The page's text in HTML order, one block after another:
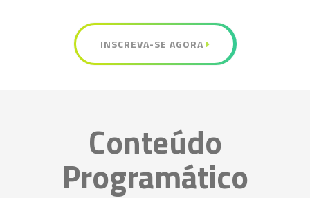
INSCREVA-SE AGORA
Conteúdo
Programático